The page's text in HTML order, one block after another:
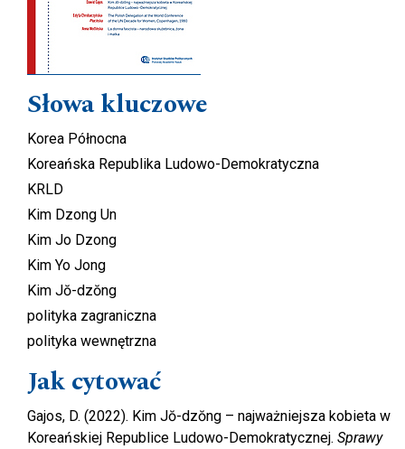
Słowa kluczowe
Korea Północna
Koreańska Republika Ludowo-Demokratyczna
KRLD
Kim Dzong Un
Kim Jo Dzong
Kim Yo Jong
Kim Jŏ-dzŏng
polityka zagraniczna
polityka wewnętrzna
Jak cytować
Gajos, D. (2022). Kim Jŏ-dzŏng – najważniejsza kobieta w
Koreańskiej Republice Ludowo-Demokratycznej. Sprawy